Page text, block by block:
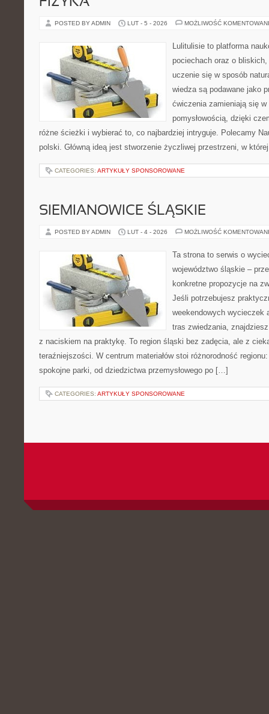
POSTED BY ADMIN LUT - 5 - 2026 MOŻLIWOŚĆ
Lulitulisie to platforma
pociechach oraz o
uczenie się w sposób
wiedza są podawane jako
ćwiczenia zamieniają się
pomysłowością, dzięki
różne ścieżki i wybierać to, co najbardziej intryguje. Polecamy
polski. Główną ideą jest stworzenie życzliwej przestrzeni, w
CATEGORIES: ARTYKUŁY SPONSOROWANE
SIEMIANOWICE ŚLĄSKIE
POSTED BY ADMIN LUT - 4 - 2026 MOŻLIWOŚĆ
Ta strona to serwis o
województwo śląskie –
konkretne propozycje na
Jeśli potrzebujesz
weekendowych wycieczek
tras zwiedzania,
z naciskiem na praktykę. To region śląski bez zadęcia, ale z
teraźniejszości. W centrum materiałów stoi różnorodność
spokojne parki, od dziedzictwa przemysłowego po […]
CATEGORIES: ARTYKUŁY SPONSOROWANE